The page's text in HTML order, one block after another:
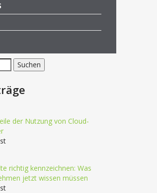
der Nutzung von Cloud-
richtig kennzeichnen: Was
jetzt wissen müssen